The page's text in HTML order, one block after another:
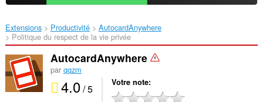
Extensions Productivité
AutocardAnywhere‎
Politique du respect de la vie privée
AutocardAnywhere
par qqzm
4.0/ 5 Votre note